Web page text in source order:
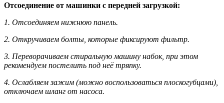
Отсоединение от машинки с передней загрузкой:
1. Отсоединяем нижнюю панель.
2. Откручиваем болты, которые фиксируют фильтр.
3. Переворачиваем стиральную машину набок, при этом
рекомендуем постелить под неё тряпку.
4. Ослабляем зажим (можно воспользоваться плоскогубцами),
отключаем шланг от насоса.